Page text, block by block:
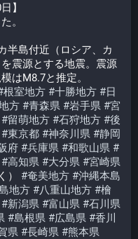
】
。
半島付近（ロシア、カ
震源とする地震。震源
はM8.7と推定。
根室地方 #十勝地方 #日
方 #青森県 #岩手県 #宮
#留萌地方 #石狩地方 #後
#東京都 #神奈川県 #静岡
府 #兵庫県 #和歌山県 #
#高知県 #大分県 #宮崎県
） #奄美地方 #沖縄本島
地方 #八重山地方 #檜
#新潟県 #富山県 #石川県
#島根県 #広島県 #香川
県 #長崎県 #熊本県